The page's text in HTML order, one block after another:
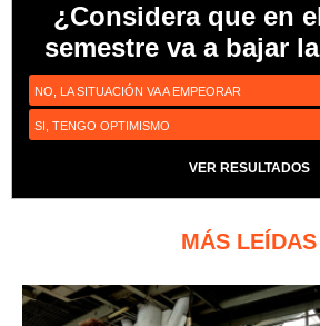
¿Considera que en
semestre va a bajar
NO, LA SITUACIÓN VA A EMPEORAR
SI, TENGO OPTIMISMO
VER RESULTADOS
MÁS LEÍDAS